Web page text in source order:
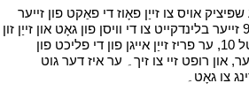
7 און 8 יאָשקע שפּיציק אויס צו זייַן פאָוז די פאַקט פון זייער
צושטאַנד, דאַן אין קאַפּיטל 9 זייער בלינדקייט צו די וויסן פון גאָט און זייַן זון
ווי געזונט ווי זיך۔ אין קאַפּיטל 10, ער פריז זייַן אייגן פון די פליכט פון
און רופט זיי צו זיך۔ ער איז דער גוט
צו גאָט۔